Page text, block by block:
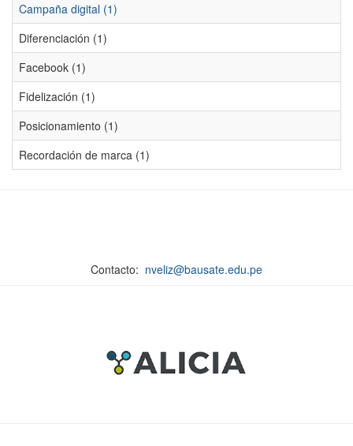
Campaña digital (1)
Diferenciación (1)
Facebook (1)
Fidelización (1)
Posicionamiento (1)
Recordación de marca (1)
Contacto: nveliz@bausate.edu.pe